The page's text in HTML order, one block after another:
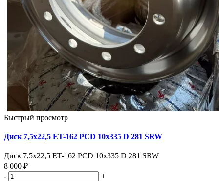
Быстрый просмотр
Диск 7,5х22,5 ET-162 PCD 10x335 D 281 SRW
Диск 7,5х22,5 ET-162 PCD 10x335 D 281 SRW
8 000 ₽
-
+